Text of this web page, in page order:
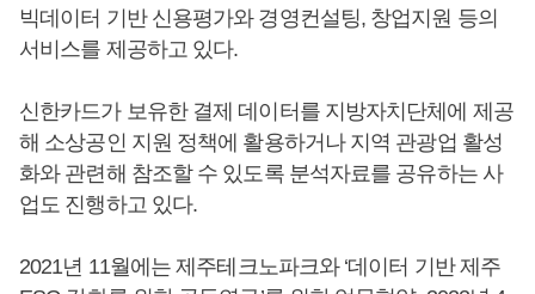
빅데이터 기반 신용평가와 경영컨설팅, 창업지원 등의
서비스를 제공하고 있다.
신한카드가 보유한 결제 데이터를 지방자치단체에 제공
해 소상공인 지원 정책에 활용하거나 지역 관광업 활성
화와 관련해 참조할 수 있도록 분석자료를 공유하는 사
업도 진행하고 있다.
2021년 11월에는 제주테크노파크와 ‘데이터 기반 제주